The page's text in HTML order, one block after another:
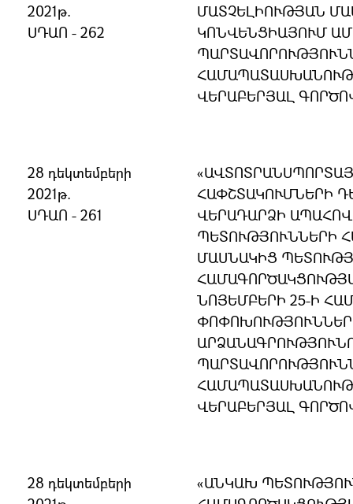
2021թ.
ՍԴԱՈ - 262
ՄԱՏՉԵԼԻՈՒԹՅԱՆ
ԿՈՆՎԵՆՑԻԱՅՈՒՄ
ՎԵՐԱԲԵՐՅԱԼ
28 դեկտեմբերի
2021թ.
ՍԴԱՈ - 261
ՀԱՓՇՏԱԿՈՒՄՆԵՐԻ
ՎԵՐԱԴԱՐՁԻ
ՊԵՏՈՒԹՅՈՒՆՆԵՐԻ
ՄԱՍՆԱԿԻՑ
ՆՈՅԵՄԲԵՐԻ 25-Ի
ՓՈՓՈԽՈՒԹՅՈՒՆՆԵՐ
ՎԵՐԱԲԵՐՅԱԼ
28 դեկտեմբերի
«ԱՆԿԱԽ